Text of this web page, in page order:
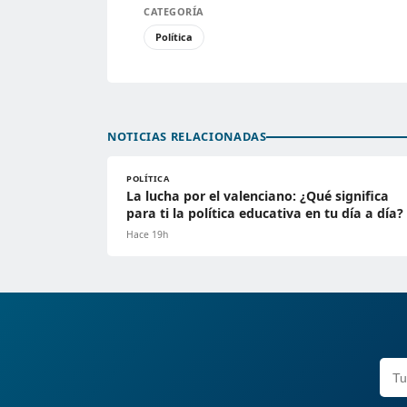
CATEGORÍA
Política
NOTICIAS RELACIONADAS
POLÍTICA
La lucha por el valenciano: ¿Qué significa
para ti la política educativa en tu día a día?
Hace 19h